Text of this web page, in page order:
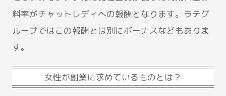
料率がチャットレディへの報酬となります。ラテグ
ループではこの報酬とは別にボーナスなどもありま
す。
女性が副業に求めているものとは？